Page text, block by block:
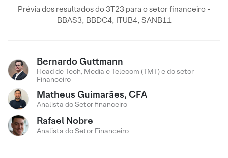
Prévia dos resultados do 3T23 para o setor financeiro -
BBAS3, BBDC4, ITUB4, SANB11
Bernardo Guttmann
Head de Tech, Media e Telecom (TMT) e do setor
Financeiro
Matheus Guimarães, CFA
Analista do Setor financeiro
Rafael Nobre
Analista do Setor Financeiro